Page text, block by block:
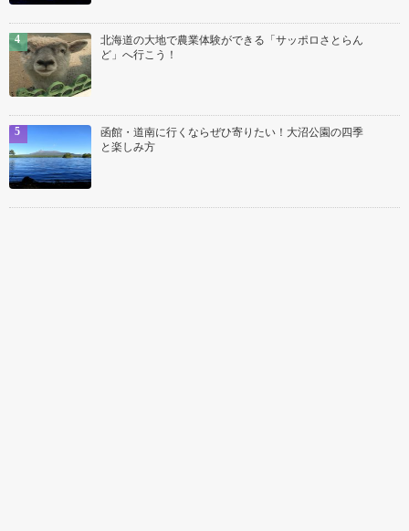
北海道の大地で農業体験ができる「サッポロさとらん
ど」へ行こう！
函館・道南に行くならぜひ寄りたい！大沼公園の四季
と楽しみ方